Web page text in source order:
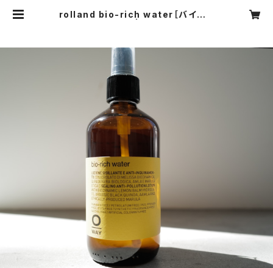
rolland bio-rich water［バイオリ